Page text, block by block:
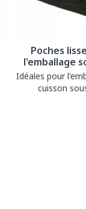
Poches
l'emballage
Idéales pour
cuisson